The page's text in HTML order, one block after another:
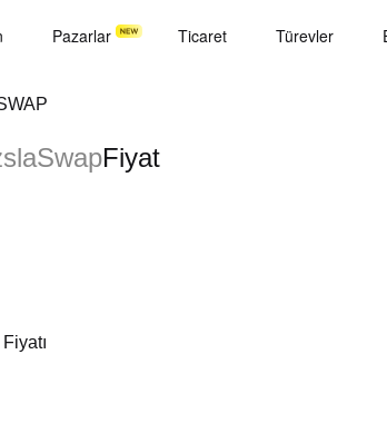
Pazarlar Ticaret Türevler
Fiyat